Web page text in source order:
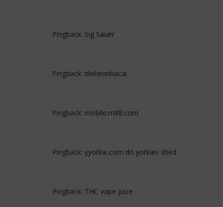
Pingback: Sig Sauer
Pingback: tilekeonhacai
Pingback: mobile.m88.com
Pingback: yyorkie.com do yorkies shed
Pingback: THC vape juice